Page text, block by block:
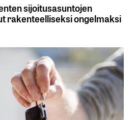
sijoitusasuntojen
rakenteelliseksi ongelmaksi